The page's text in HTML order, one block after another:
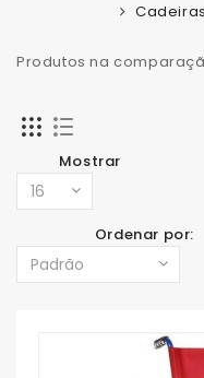
Produtos na
Mostrar
Ordenar por: